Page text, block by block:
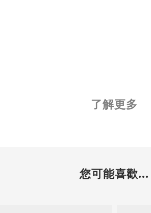
了解更多
您可能喜歡...